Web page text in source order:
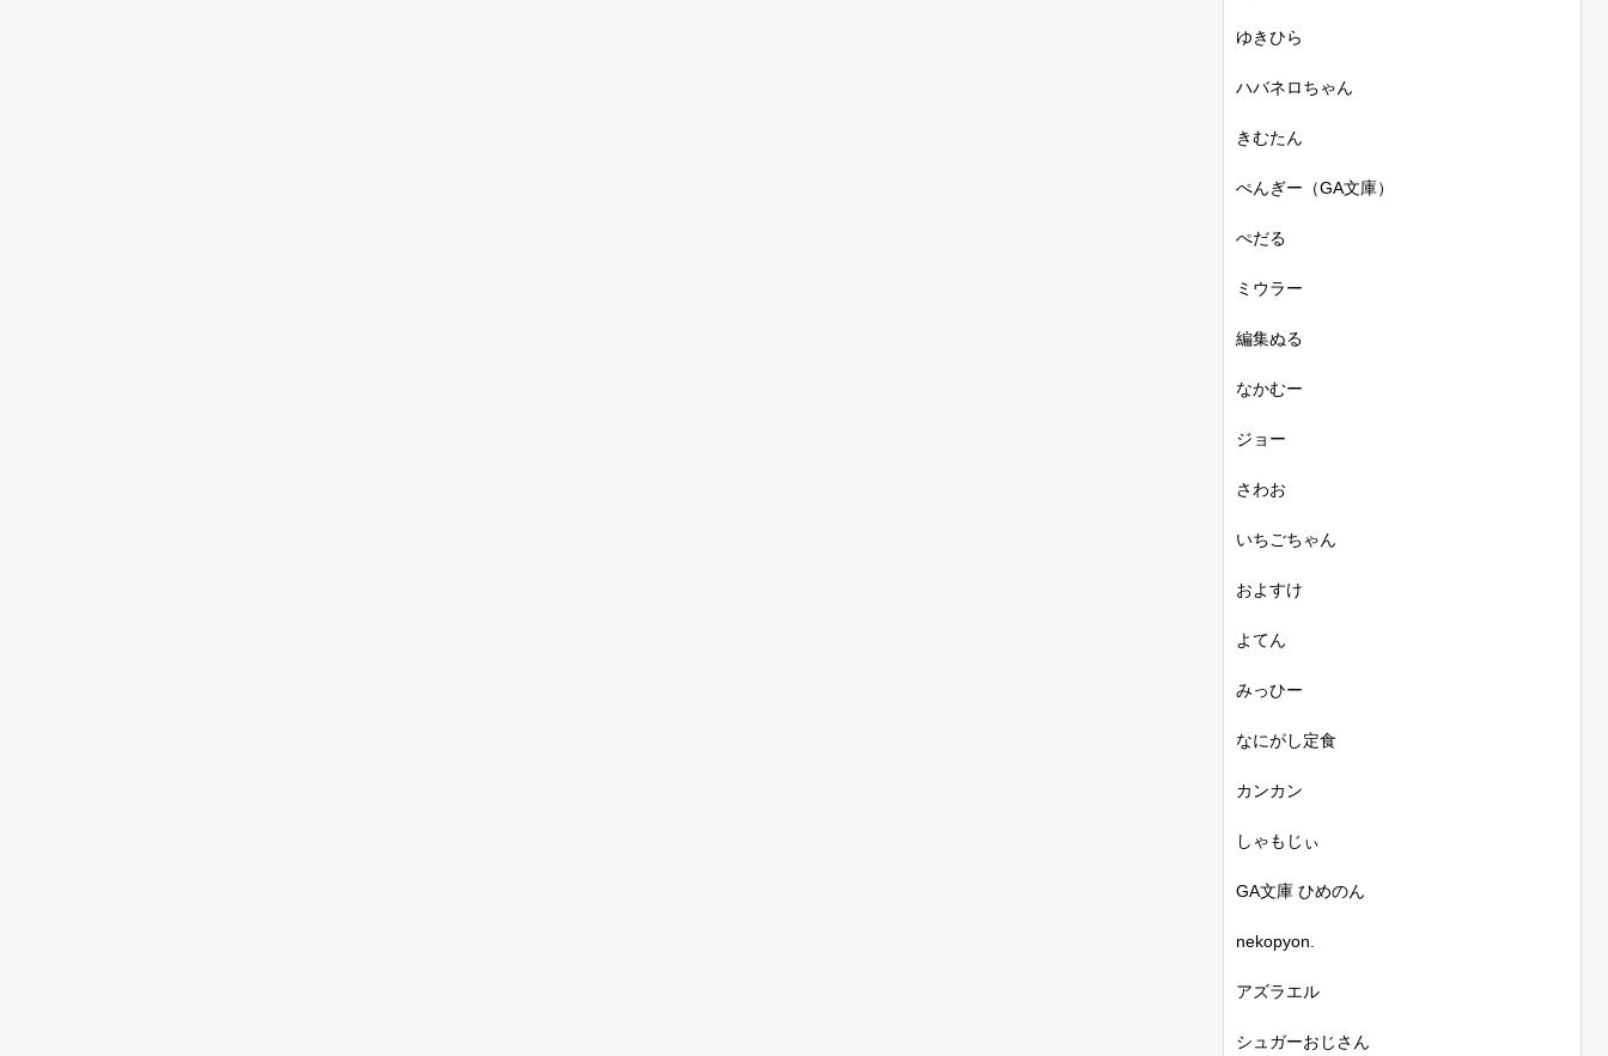
ゆきひら
ハバネロちゃん
きむたん
ぺんぎー（GA文庫）
ぺだる
ミウラー
編集ぬる
なかむー
ジョー
さわお
いちごちゃん
およすけ
よてん
みっひー
なにがし定食
カンカン
しゃもじぃ
GA文庫 ひめのん
nekopyon.
アズラエル
シュガーおじさん